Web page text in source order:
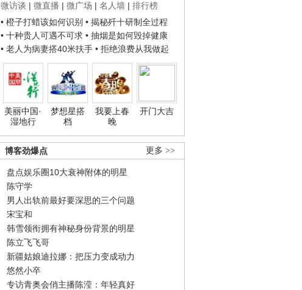
微访谈 | 微直播 | 微广场 | 名人墙 | 排行榜
• 橙子打蜡该如何识别 • 揭秘歼十研制全过程
• 十种贵人可遇不可求 • 抽烟是如何毁掉健康
• 老人为病妻搭40米扶手 • 拒绝浪费从我做起
美丽中国·
湿地行
梦想星搭
档
我要上春
晚
开门大吉
更多 >>
博客劲爆点
盘点娱乐圈10大衰神附体的明星
陈守学
男人出轨前最好要深思的三个问题
宋宝和
韩雪领衔拥有神秘身份背景的明星
陈立飞飞哥
新疆姑娘迪拉娜：把压力变成动力
悠然小卒
专访青奥会俏主播陈滢：年轻真好